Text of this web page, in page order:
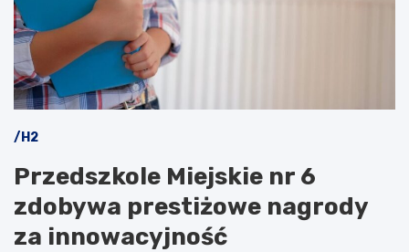
/H2
Przedszkole Miejskie nr 6
zdobywa prestiżowe nagrody
za innowacyjność